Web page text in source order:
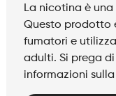
La nicotina è
Questo prodotto
fumatori e
adulti. Si prega
informazioni